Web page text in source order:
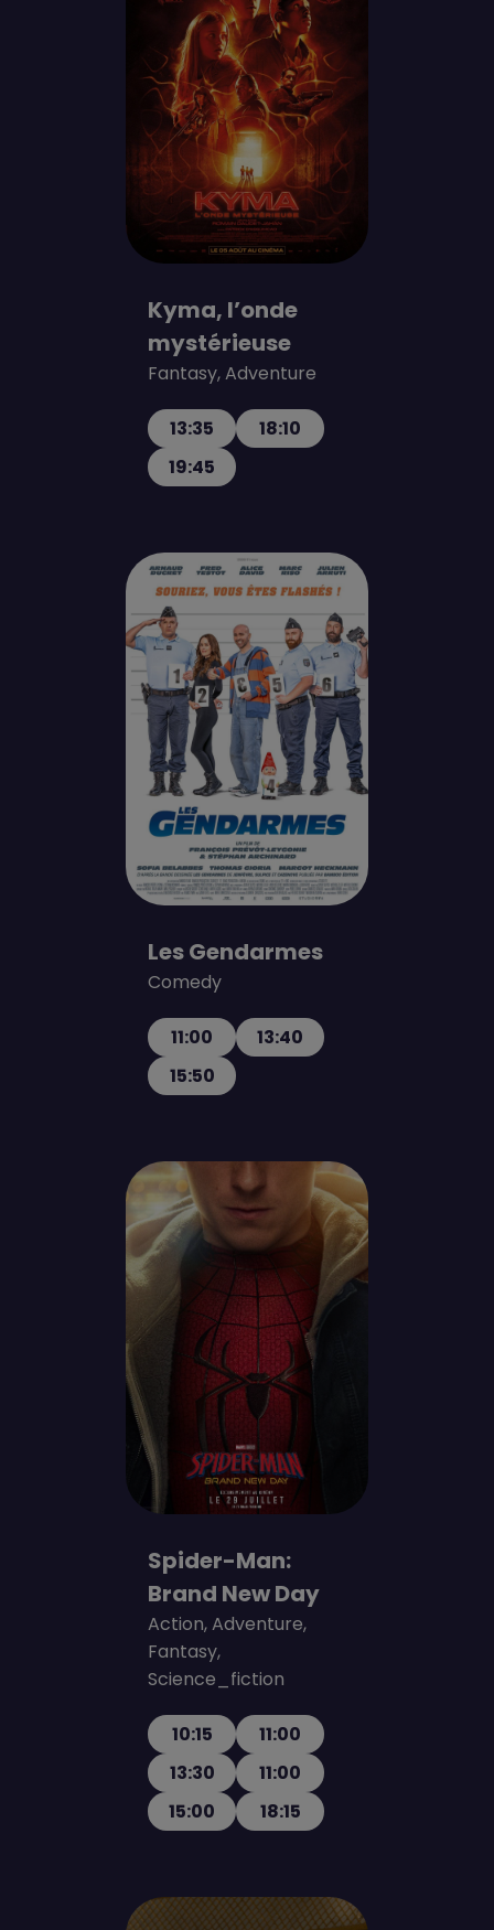
Kyma, l’onde
mystérieuse
Fantasy, Adventure
13:35
18:10
19:45
Les Gendarmes
Comedy
11:00
13:40
15:50
Spider-Man:
Brand New Day
Action, Adventure,
Fantasy,
Science_fiction
10:15
11:00
13:30
11:00
15:00
18:15